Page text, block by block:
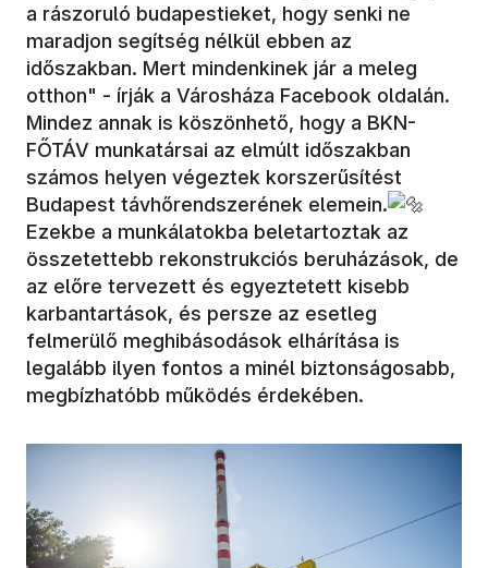
a rászoruló budapestieket, hogy senki ne
maradjon segítség nélkül ebben az
időszakban. Mert mindenkinek jár a meleg
otthon" - írják a Városháza Facebook oldalán.
Mindez annak is köszönhető, hogy a BKN-
FŐTÁV munkatársai az elmúlt időszakban
számos helyen végeztek korszerűsítést
Budapest távhőrendszerének elemein.
Ezekbe a munkálatokba beletartoztak az
összetettebb rekonstrukciós beruházások, de
az előre tervezett és egyeztetett kisebb
karbantartások, és persze az esetleg
felmerülő meghibásodások elhárítása is
legalább ilyen fontos a minél biztonságosabb,
megbízhatóbb működés érdekében.